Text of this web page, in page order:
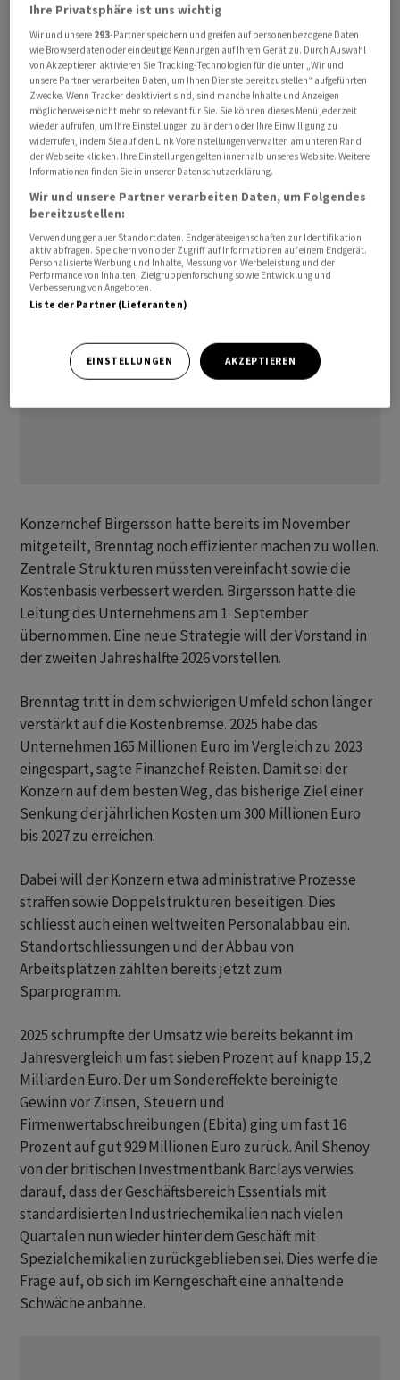
zuverlässig abgeschätzt werden, hiess es.
Aufgrund der wirtschaftlichen Herausforderungen will
Brenntag seinen Sparkurs noch einmal verschärfen und
bis 2027 zusätzliche 200 bis 250 Millionen Euro im
Vergleich zu 2025 einsparen. Dabei habe das
Unternehmen vor allem die Verteilung von
Finanzmitteln im Blick, erläuterte Finanzchef Thomas
Reisten. Dazu zähle auch, diszipliniert in alle
Geschäftsbereiche zu investieren.
Konzernchef Birgersson hatte bereits im November
mitgeteilt, Brenntag noch effizienter machen zu wollen.
Zentrale Strukturen müssten vereinfacht sowie die
Kostenbasis verbessert werden. Birgersson hatte die
Leitung des Unternehmens am 1. September
übernommen. Eine neue Strategie will der Vorstand in
der zweiten Jahreshälfte 2026 vorstellen.
Brenntag tritt in dem schwierigen Umfeld schon länger
verstärkt auf die Kostenbremse. 2025 habe das
Unternehmen 165 Millionen Euro im Vergleich zu 2023
eingespart, sagte Finanzchef Reisten. Damit sei der
Konzern auf dem besten Weg, das bisherige Ziel einer
Senkung der jährlichen Kosten um 300 Millionen Euro
bis 2027 zu erreichen.
Dabei will der Konzern etwa administrative Prozesse
straffen sowie Doppelstrukturen beseitigen. Dies
schliesst auch einen weltweiten Personalabbau ein.
Standortschliessungen und der Abbau von
Arbeitsplätzen zählten bereits jetzt zum
Sparprogramm.
2025 schrumpfte der Umsatz wie bereits bekannt im
Jahresvergleich um fast sieben Prozent auf knapp 15,2
Milliarden Euro. Der um Sondereffekte bereinigte
Gewinn vor Zinsen, Steuern und
Firmenwertabschreibungen (Ebita) ging um fast 16
Prozent auf gut 929 Millionen Euro zurück. Anil Shenoy
von der britischen Investmentbank Barclays verwies
darauf, dass der Geschäftsbereich Essentials mit
standardisierten Industriechemikalien nach vielen
Quartalen nun wieder hinter dem Geschäft mit
Spezialchemikalien zurückgeblieben sei. Dies werfe die
Frage auf, ob sich im Kerngeschäft eine anhaltende
Schwäche anbahne.
Ihre Privatsphäre ist uns wichtig
Wir und unsere 293-Partner speichern und greifen auf personenbezogene Daten
wie Browserdaten oder eindeutige Kennungen auf Ihrem Gerät zu. Durch Auswahl
von Akzeptieren aktivieren Sie Tracking-Technologien für die unter „Wir und
unsere Partner verarbeiten Daten, um Ihnen Dienste bereitzustellen“ aufgeführten
Zwecke. Wenn Tracker deaktiviert sind, sind manche Inhalte und Anzeigen
möglicherweise nicht mehr so relevant für Sie. Sie können dieses Menü jederzeit
wieder aufrufen, um Ihre Einstellungen zu ändern oder Ihre Einwilligung zu
widerrufen, indem Sie auf den Link Voreinstellungen verwalten am unteren Rand
der Webseite klicken. Ihre Einstellungen gelten innerhalb unseres Website. Weitere
Informationen finden Sie in unserer Datenschutzerklärung.
Wir und unsere Partner verarbeiten Daten, um Folgendes
bereitzustellen:
Verwendung genauer Standortdaten. Endgeräteeigenschaften zur Identifikation
aktiv abfragen. Speichern von oder Zugriff auf Informationen auf einem Endgerät.
Personalisierte Werbung und Inhalte, Messung von Werbeleistung und der
Performance von Inhalten, Zielgruppenforschung sowie Entwicklung und
Verbesserung von Angeboten.
Liste der Partner (Lieferanten)
EINSTELLUNGEN AKZEPTIEREN